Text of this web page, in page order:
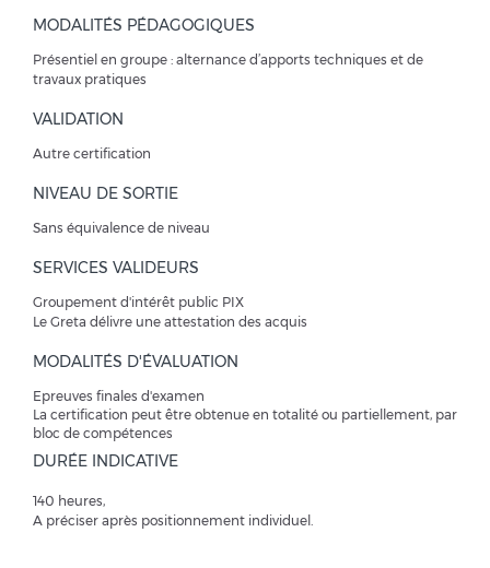
MODALITÉS PÉDAGOGIQUES
Présentiel en groupe : alternance d’apports techniques et de
travaux pratiques
VALIDATION
Autre certification
NIVEAU DE SORTIE
Sans équivalence de niveau
SERVICES VALIDEURS
Groupement d'intérêt public PIX
Le Greta délivre une attestation des acquis
MODALITÉS D'ÉVALUATION
Epreuves finales d'examen
La certification peut être obtenue en totalité ou partiellement, par
bloc de compétences
DURÉE INDICATIVE
140 heures,
A préciser après positionnement individuel.